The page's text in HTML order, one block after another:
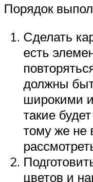
Порядок
Сделать
есть
должны
широкими
такие
тому же не
цветов и